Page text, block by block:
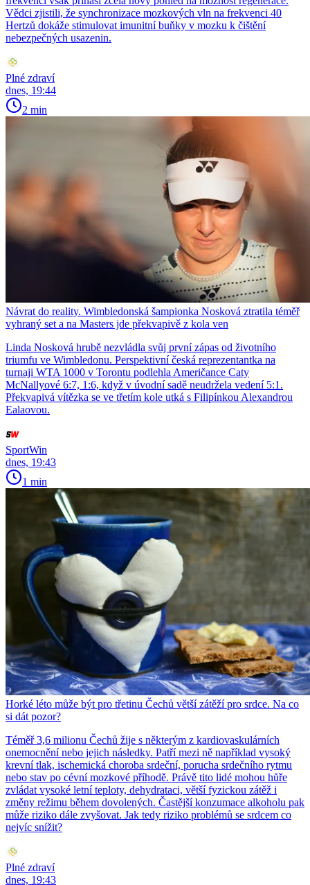
Vědci zjistili, že synchronizace mozkových vln na frekvenci 40
Hertzů dokáže stimulovat imunitní buňky v mozku k čištění
nebezpečných usazenin.
Plné zdraví
dnes, 19:44
2 min
Návrat do reality. Wimbledonská šampionka Nosková ztratila téměř
vyhraný set a na Masters jde překvapivě z kola ven
Linda Nosková hrubě nezvládla svůj první zápas od životního
triumfu ve Wimbledonu. Perspektivní česká reprezentantka na
turnaji WTA 1000 v Torontu podlehla Američance Caty
McNallyové 6:7, 1:6, když v úvodní sadě neudržela vedení 5:1.
Překvapivá vítězka se ve třetím kole utká s Filipínkou Alexandrou
Ealaovou.
SportWin
dnes, 19:43
1 min
Horké léto může být pro třetinu Čechů větší zátěží pro srdce. Na co
si dát pozor?
Téměř 3,6 milionu Čechů žije s některým z kardiovaskulárních
onemocnění nebo jejich následky. Patří mezi ně například vysoký
krevní tlak, ischemická choroba srdeční, porucha srdečního rytmu
nebo stav po cévní mozkové příhodě. Právě tito lidé mohou hůře
zvládat vysoké letní teploty, dehydrataci, větší fyzickou zátěž i
změny režimu během dovolených. Častější konzumace alkoholu pak
může riziko dále zvyšovat. Jak tedy riziko problémů se srdcem co
nejvíc snížit?
Plné zdraví
dnes, 19:43